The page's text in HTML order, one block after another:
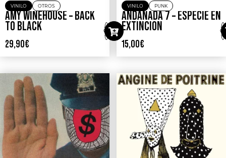
VINILO OTROS
AMY WINEHOUSE – BACK
TO BLACK
29,90€
VINILO PUNK
ANDANADA 7 – ESPECIE EN
EXTINCION
15,00€